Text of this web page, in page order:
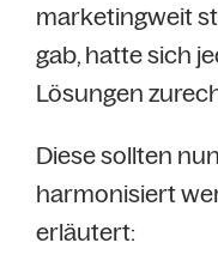
marketingweit
gab, hatte sich
Lösungen
Diese sollten
harmonisiert
erläutert: